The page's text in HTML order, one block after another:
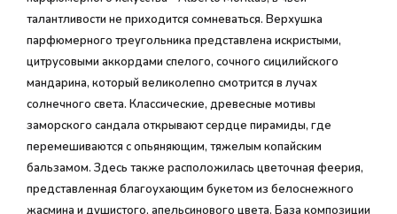
талантливости не приходится сомневаться. Верхушка
парфюмерного треугольника представлена искристыми,
цитрусовыми аккордами спелого, сочного сицилийского
мандарина, который великолепно смотрится в лучах
солнечного света. Классические, древесные мотивы
заморского сандала открывают сердце пирамиды, где
перемешиваются с опьяняющим, тяжелым копайским
бальзамом. Здесь также расположилась цветочная феерия,
представленная благоухающим букетом из белоснежного
жасмина и душистого, апельсинового цвета. База композиции